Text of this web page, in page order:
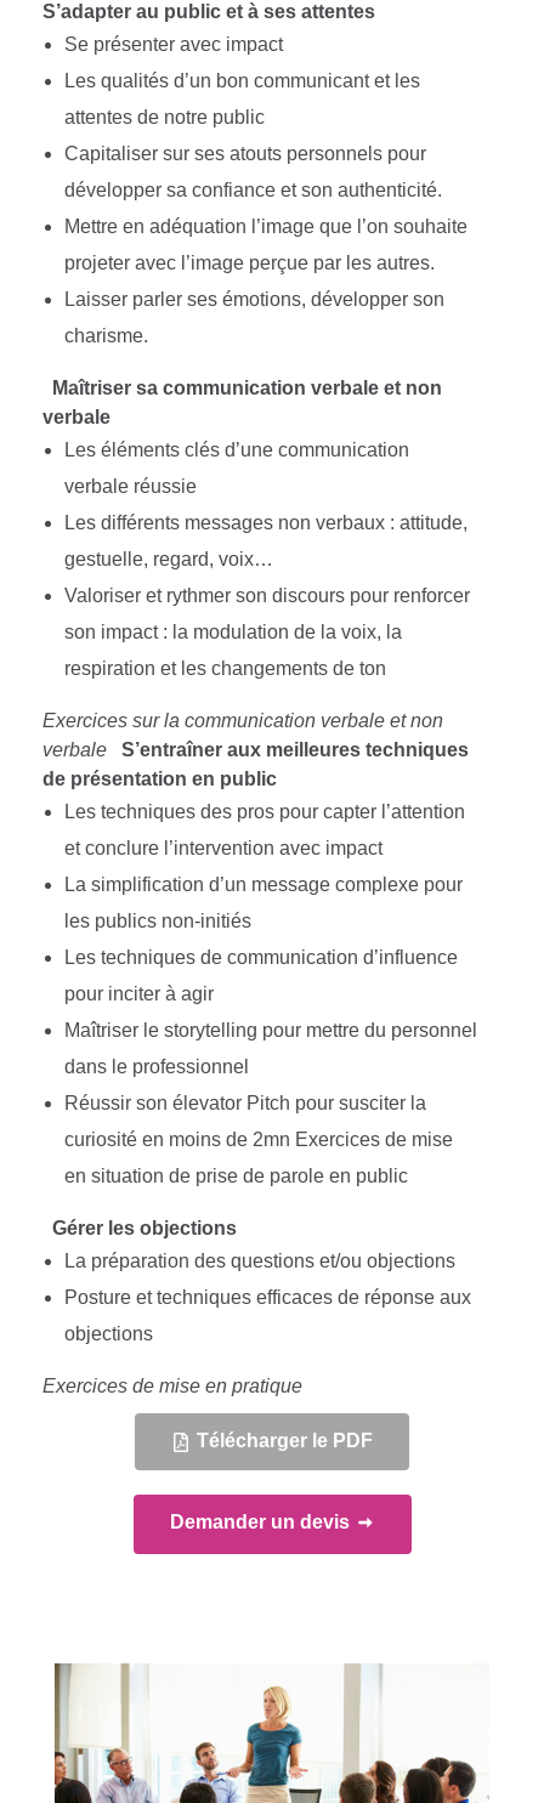
S’adapter au public et à ses attentes
Se présenter avec impact
Les qualités d’un bon communicant et les
attentes de notre public
Capitaliser sur ses atouts personnels pour
développer sa confiance et son authenticité.
Mettre en adéquation l’image que l’on souhaite
projeter avec l’image perçue par les autres.
Laisser parler ses émotions, développer son
charisme.
Maîtriser sa communication verbale et non
verbale
Les éléments clés d’une communication
verbale réussie
Les différents messages non verbaux : attitude,
gestuelle, regard, voix…
Valoriser et rythmer son discours pour renforcer
son impact : la modulation de la voix, la
respiration et les changements de ton
Exercices sur la communication verbale et non
verbale
S’entraîner aux meilleures techniques
de présentation en public
Les techniques des pros pour capter l’attention
et conclure l’intervention avec impact
La simplification d’un message complexe pour
les publics non-initiés
Les techniques de communication d’influence
pour inciter à agir
Maîtriser le storytelling pour mettre du personnel
dans le professionnel
Réussir son élevator Pitch pour susciter la
curiosité en moins de 2mn Exercices de mise
en situation de prise de parole en public
Gérer les objections
La préparation des questions et/ou objections
Posture et techniques efficaces de réponse aux
objections
Exercices de mise en pratique
Télécharger le PDF
Demander un devis